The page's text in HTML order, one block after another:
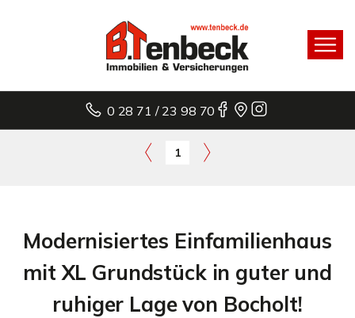
0 28 71 / 23 98 70
1
Modernisiertes Einfamilienhaus
mit XL Grundstück in guter und
ruhiger Lage von Bocholt!